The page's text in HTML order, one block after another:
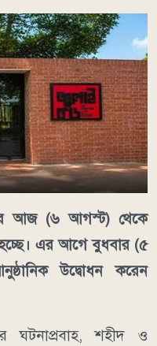
আজ (৬ আগস্ট) থেকে
হচ্ছে। এর আগে বুধবার (৫
উদ্বোধন করেন
ঘটনাপ্রবাহ, শহীদ ও